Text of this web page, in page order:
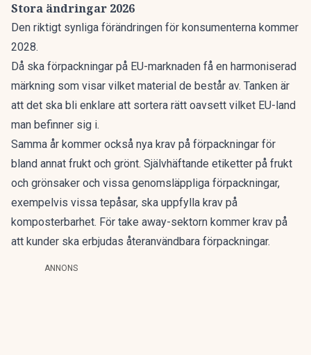
Stora ändringar 2026
Den riktigt synliga förändringen för konsumenterna kommer
2028.
Då ska förpackningar på EU-marknaden få en harmoniserad
märkning som visar vilket material de består av. Tanken är
att det ska bli enklare att sortera rätt oavsett vilket EU-land
man befinner sig i.
Samma år kommer också nya krav på förpackningar för
bland annat frukt och grönt. Självhäftande etiketter på frukt
och grönsaker och vissa genomsläppliga förpackningar,
exempelvis vissa tepåsar, ska uppfylla krav på
komposterbarhet. För take away-sektorn kommer krav på
att kunder ska erbjudas återanvändbara förpackningar.
ANNONS